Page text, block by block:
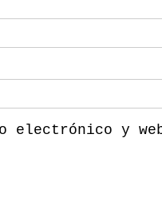
electrónico y